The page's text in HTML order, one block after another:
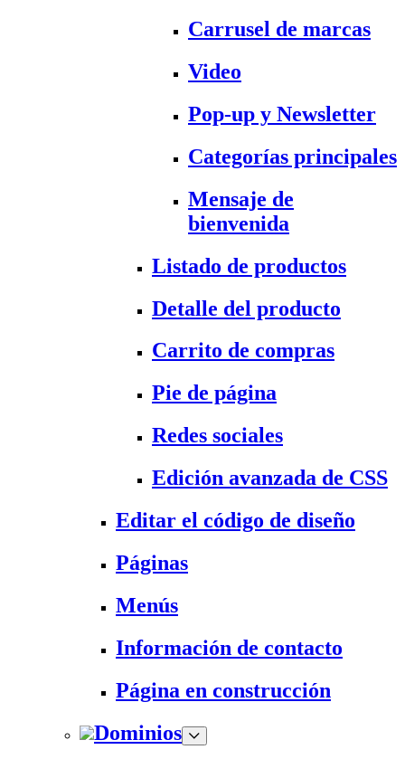
Carrusel de marcas
Video
Pop-up y Newsletter
Categorías principales
Mensaje de
bienvenida
Listado de productos
Detalle del producto
Carrito de compras
Pie de página
Redes sociales
Edición avanzada de CSS
Editar el código de diseño
Páginas
Menús
Información de contacto
Página en construcción
Dominios